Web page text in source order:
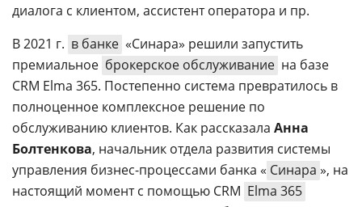
диалога с клиентом, ассистент оператора и пр.
В 2021 г. в банке «Синара» решили запустить
премиальное брокерское обслуживание на базе
CRM Elma 365. Постепенно система превратилось в
полноценное комплексное решение по
обслуживанию клиентов. Как рассказала Анна
Болтенкова, начальник отдела развития системы
управления бизнес-процессами банка « Синара », на
настоящий момент с помощью CRM Elma 365